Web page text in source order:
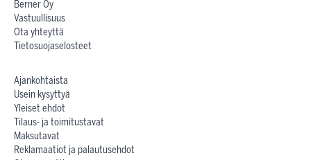
Berner Oy
Vastuullisuus
Ota yhteyttä
Tietosuojaselosteet
Ajankohtaista
Usein kysyttyä
Yleiset ehdot
Tilaus- ja toimitustavat
Maksutavat
Reklamaatiot ja palautusehdot